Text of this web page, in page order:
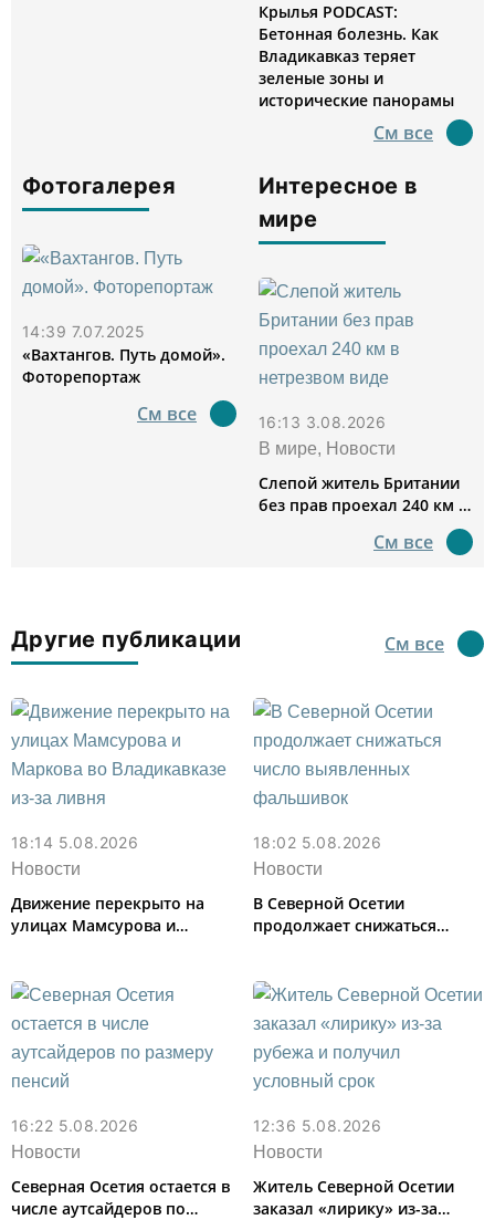
Крылья PODCAST:
Бетонная болезнь. Как
Владикавказ теряет
зеленые зоны и
исторические панорамы
См все
Фотогалерея
14:39 7.07.2025
«Вахтангов. Путь домой».
Фоторепортаж
См все
Интересное в
мире
16:13 3.08.2026
В мире, Новости
Слепой житель Британии
без прав проехал 240 км в
См все
Другие публикации См все
18:14 5.08.2026
Новости
Движение перекрыто на
улицах Мамсурова и
18:02 5.08.2026
Новости
В Северной Осетии
продолжает снижаться
16:22 5.08.2026
Новости
Северная Осетия остается в
числе аутсайдеров по
12:36 5.08.2026
Новости
Житель Северной Осетии
заказал «лирику» из-за